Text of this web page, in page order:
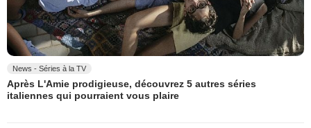
News - Séries à la TV
Après L'Amie prodigieuse, découvrez 5 autres séries
italiennes qui pourraient vous plaire